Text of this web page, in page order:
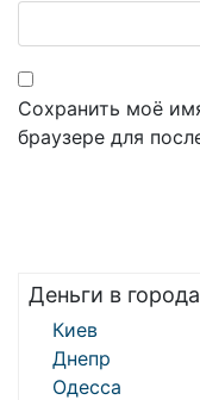
Сохранить моё
браузере для
Деньги в
Киев
Днепр
Одесса